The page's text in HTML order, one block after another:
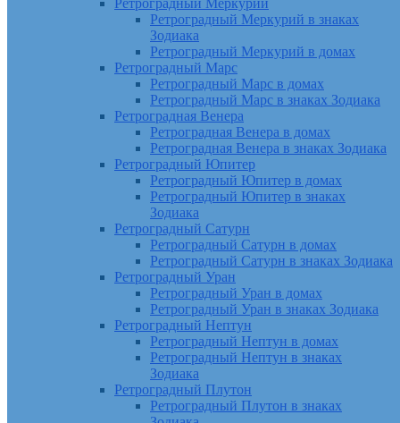
Ретроградный Меркурий
Ретроградный Меркурий в знаках
Зодиака
Ретроградный Меркурий в домах
Ретроградный Марс
Ретроградный Марс в домах
Ретроградный Марс в знаках Зодиака
Ретроградная Венера
Ретроградная Венера в домах
Ретроградная Венера в знаках Зодиака
Ретроградный Юпитер
Ретроградный Юпитер в домах
Ретроградный Юпитер в знаках
Зодиака
Ретроградный Сатурн
Ретроградный Сатурн в домах
Ретроградный Сатурн в знаках Зодиака
Ретроградный Уран
Ретроградный Уран в домах
Ретроградный Уран в знаках Зодиака
Ретроградный Нептун
Ретроградный Нептун в домах
Ретроградный Нептун в знаках
Зодиака
Ретроградный Плутон
Ретроградный Плутон в знаках